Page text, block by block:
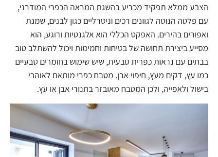
הצבע ממלא תפקיד מכריע בהשגת המראה הכפרי המודרני,
עם פלטה הנוטה לגוונים רכים וניטרליים כגון לבנים, שמנת
ואפורים בהירים. האפקט הכללי הוא אלגנטיות ורוגע, הוא
מסייע ביצירת תחושה של בטיחות וחמימות ויכול להשתלב טוב
בבתים עם נראות כפרית טבעית, שיש שימוש בחומרים טבעיים
כמו עץ, דקים מעץ, חיפוי אבן. מטבח כפרי מותאם לאוהבי
בישול ולאפייה, ולכן המטבח מאובזר בתנורי אבן או עץ.